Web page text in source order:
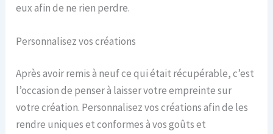
eux afin de ne rien perdre.
Personnalisez vos créations
Après avoir remis à neuf ce qui était récupérable, c’est
l’occasion de penser à laisser votre empreinte sur
votre création. Personnalisez vos créations afin de les
rendre uniques et conformes à vos goûts et